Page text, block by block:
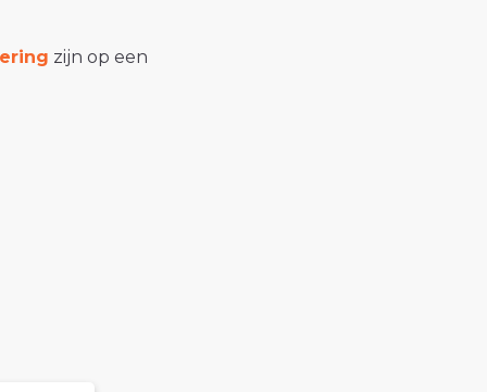
zijn op een